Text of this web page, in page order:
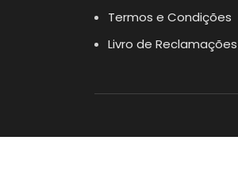
Termos e Condições
Livro de